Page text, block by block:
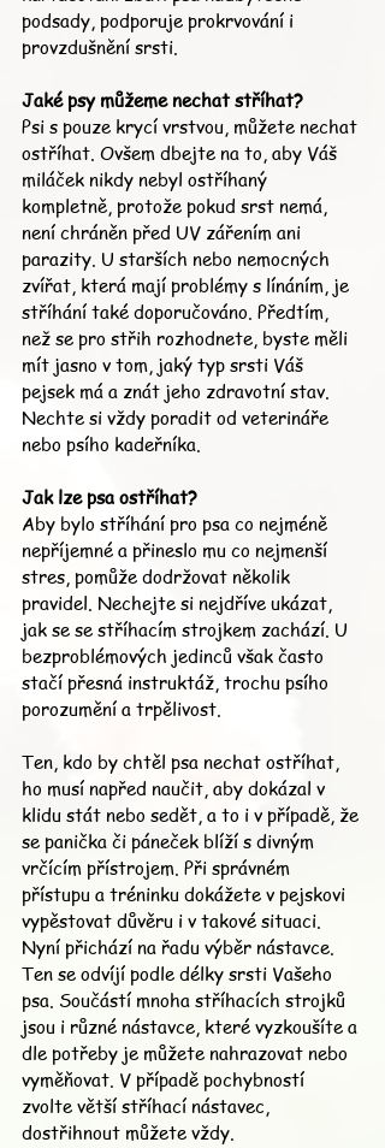
podsady, podporuje prokrvování i
provzdušnění srsti.
Jaké psy můžeme nechat stříhat?
Psi s pouze krycí vrstvou, můžete nechat
ostříhat. Ovšem dbejte na to, aby Váš
miláček nikdy nebyl ostříhaný
kompletně, protože pokud srst nemá,
není chráněn před UV zářením ani
parazity. U starších nebo nemocných
zvířat, která mají problémy s línáním, je
stříhání také doporučováno. Předtím,
než se pro střih rozhodnete, byste měli
mít jasno v tom, jaký typ srsti Váš
pejsek má a znát jeho zdravotní stav.
Nechte si vždy poradit od veterináře
nebo psího kadeřníka.
Jak lze psa ostříhat?
Aby bylo stříhání pro psa co nejméně
nepříjemné a přineslo mu co nejmenší
stres, pomůže dodržovat několik
pravidel. Nechejte si nejdříve ukázat,
jak se se stříhacím strojkem zachází. U
bezproblémových jedinců však často
stačí přesná instruktáž, trochu psího
porozumění a trpělivost.
Ten, kdo by chtěl psa nechat ostříhat,
ho musí napřed naučit, aby dokázal v
klidu stát nebo sedět, a to i v případě, že
se panička či páneček blíží s divným
vrčícím přístrojem. Při správném
přístupu a tréninku dokážete v pejskovi
vypěstovat důvěru i v takové situaci.
Nyní přichází na řadu výběr nástavce.
Ten se odvíjí podle délky srsti Vašeho
psa. Součástí mnoha stříhacích strojků
jsou i různé nástavce, které vyzkoušíte a
dle potřeby je můžete nahrazovat nebo
vyměňovat. V případě pochybností
zvolte větší stříhací nástavec,
dostřihnout můžete vždy.